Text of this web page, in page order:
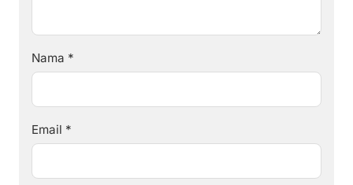
Nama *
Email *